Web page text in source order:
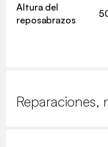
Altura del
reposabrazos
Reparaciones,